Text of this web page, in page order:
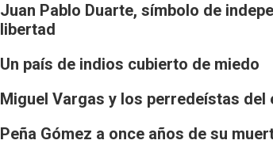
Juan Pablo Duarte, símbolo de
libertad
Un país de indios cubierto de miedo
Miguel Vargas y los perredeístas del
Peña Gómez a once años de su